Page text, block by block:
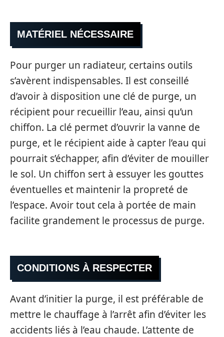
MATÉRIEL NÉCESSAIRE
Pour purger un radiateur, certains outils
s’avèrent indispensables. Il est conseillé
d’avoir à disposition une clé de purge, un
récipient pour recueillir l’eau, ainsi qu’un
chiffon. La clé permet d’ouvrir la vanne de
purge, et le récipient aide à capter l’eau qui
pourrait s’échapper, afin d’éviter de mouiller
le sol. Un chiffon sert à essuyer les gouttes
éventuelles et maintenir la propreté de
l’espace. Avoir tout cela à portée de main
facilite grandement le processus de purge.
CONDITIONS À RESPECTER
Avant d’initier la purge, il est préférable de
mettre le chauffage à l’arrêt afin d’éviter les
accidents liés à l’eau chaude. L’attente de